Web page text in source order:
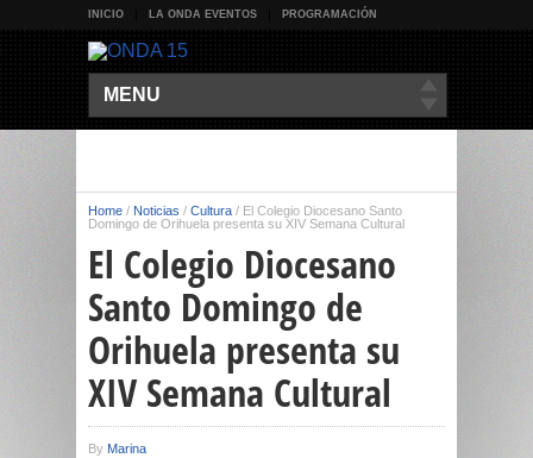
INICIO LA ONDA EVENTOS PROGRAMACIÓN
MENU
Home / Noticias / Cultura / El Colegio Diocesano Santo
Domingo de Orihuela presenta su XIV Semana Cultural
El Colegio Diocesano
Santo Domingo de
Orihuela presenta su
XIV Semana Cultural
By Marina